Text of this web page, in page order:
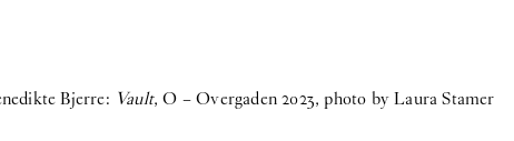
Bjerre: Vault, O – Overgaden 2023, photo by Laura Stamer